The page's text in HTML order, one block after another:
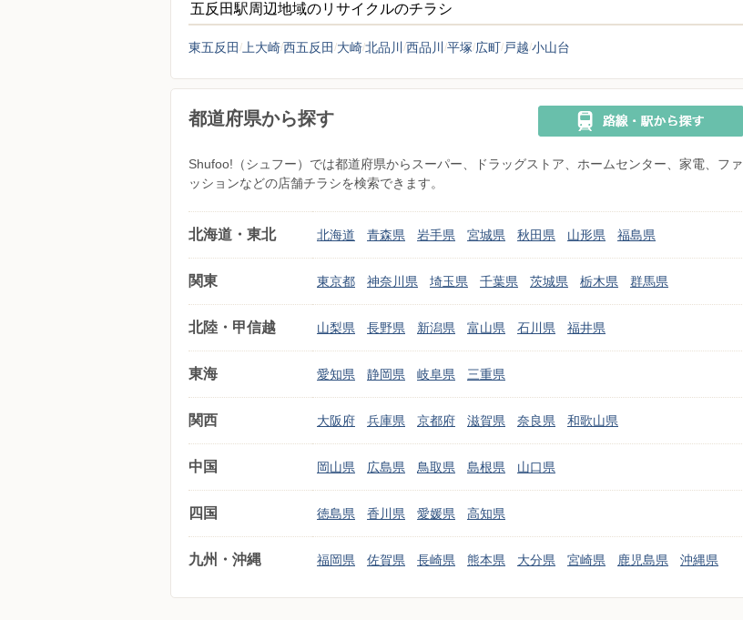
五反田駅周辺地域のリサイクルのチラシ
東五反田 上大崎西五反田 大崎北品川 西品川 平塚 広町 戸越 小山台
都道府県から探す
Shufoo!（シュフー）では都道府県からスーパー、ドラッグストア、ホームセンター、家電、ファ
ッションなどの店舗チラシを検索できます。
北海道・東北 北海道 青森県 岩手県 宮城県 秋田県 山形県 福島県
関東 東京都 神奈川県 埼玉県 千葉県 茨城県 栃木県 群馬県
北陸・甲信越 山梨県 長野県 新潟県 富山県 石川県 福井県
東海 愛知県 静岡県 岐阜県 三重県
関西 大阪府 兵庫県 京都府 滋賀県 奈良県 和歌山県
中国 岡山県 広島県 鳥取県 島根県 山口県
四国 徳島県 香川県 愛媛県 高知県
九州・沖縄 福岡県 佐賀県 長崎県 熊本県 大分県 宮崎県 鹿児島県 沖縄県